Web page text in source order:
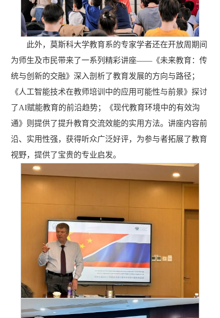
此外，莫斯科大学教育系的专家学者还在开放周期间
为师生及市民带来了一系列精彩讲座——《未来教育：传
统与创新的交融》深入剖析了教育发展的方向与路径；
《人工智能技术在教师培训中的应用可能性与前景》探讨
了AI赋能教育的前沿趋势；《现代教育环境中的有效沟
通》则提供了提升教育交流效能的实用方法。讲座内容前
沿、实用性强，获得听众广泛好评，为参与者拓展了教育
视野，提供了宝贵的专业启发。